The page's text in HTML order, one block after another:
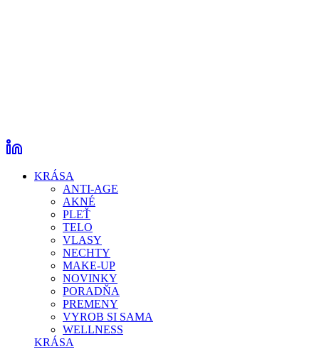
KRÁSA
ANTI-AGE
AKNÉ
PLEŤ
TELO
VLASY
NECHTY
MAKE-UP
NOVINKY
PORADŇA
PREMENY
VYROB SI SAMA
WELLNESS
KRÁSA